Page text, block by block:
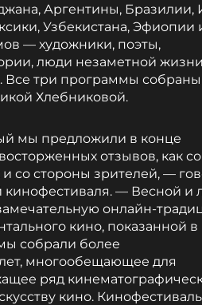
Аргентины, Бразилии,
Узбекистана, Эфиопии
— художники, поэты,
люди незаметной
Все три программы собраны
Хлебниковой.
мы предложили в конце
отзывов, как со
со стороны зрителей, —
кинофестиваля. — Весной и
онлайн-
кино, показанной в
собрали более
многообещающее для
ряд
кино.